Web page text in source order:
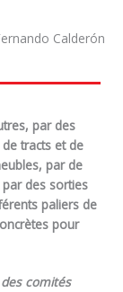
Calderón
par des
tracts et de
par de
des sorties
paliers de
pour
comités